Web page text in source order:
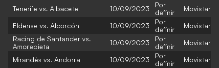
Tenerife vs. Albacete 10/09/2023
Por
definir
Movistar
Eldense vs. Alcorcón 10/09/2023
Por
definir
Movistar
Racing de Santander vs.
Amorebieta
10/09/2023
Por
definir
Movistar
Mirandés vs. Andorra 10/09/2023
Por
definir
Movistar